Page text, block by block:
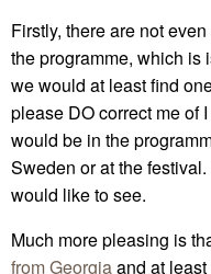
Firstly, there are not
the programme, which is
we would at least find
please DO correct me of
would be in the
Sweden or at the
would like to see.
Much more pleasing is
from Georgiaand at least